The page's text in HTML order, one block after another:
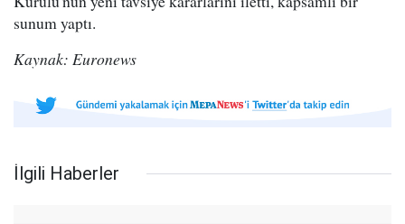
sunum yaptı.
Kaynak: Euronews
İlgili Haberler